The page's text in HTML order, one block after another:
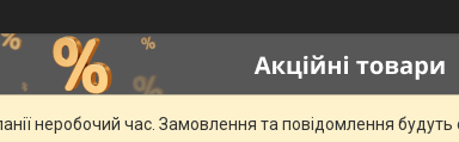
неробочий час. Замовлення та повідомлення